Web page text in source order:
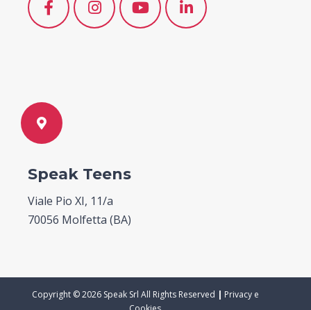
Speak Teens
Viale Pio XI, 11/a
70056 Molfetta (BA)
Copyright © 2026 Speak Srl All Rights Reserved | Privacy e